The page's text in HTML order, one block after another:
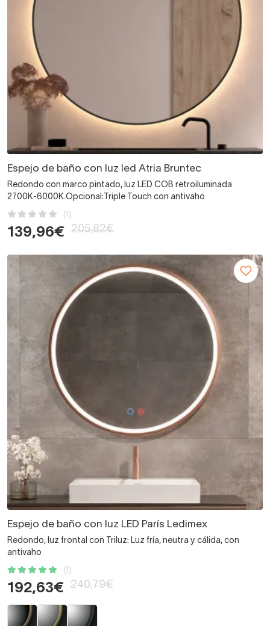
Espejo de baño con luz led Atria Bruntec
Redondo con marco pintado, luz LED COB retroiluminada
2700K-6000K.Opcional:Triple Touch con antivaho
(1)
139,96€ 205,82€
Espejo de baño con luz LED París Ledimex
Redondo, luz frontal con Triluz: Luz fría, neutra y cálida, con
antivaho
(1)
192,63€ 240,79€